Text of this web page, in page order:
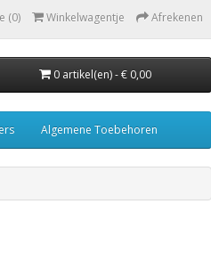
(0) Winkelwagentje Afrekenen
0 artikel(en) - € 0,00
Algemene Toebehoren